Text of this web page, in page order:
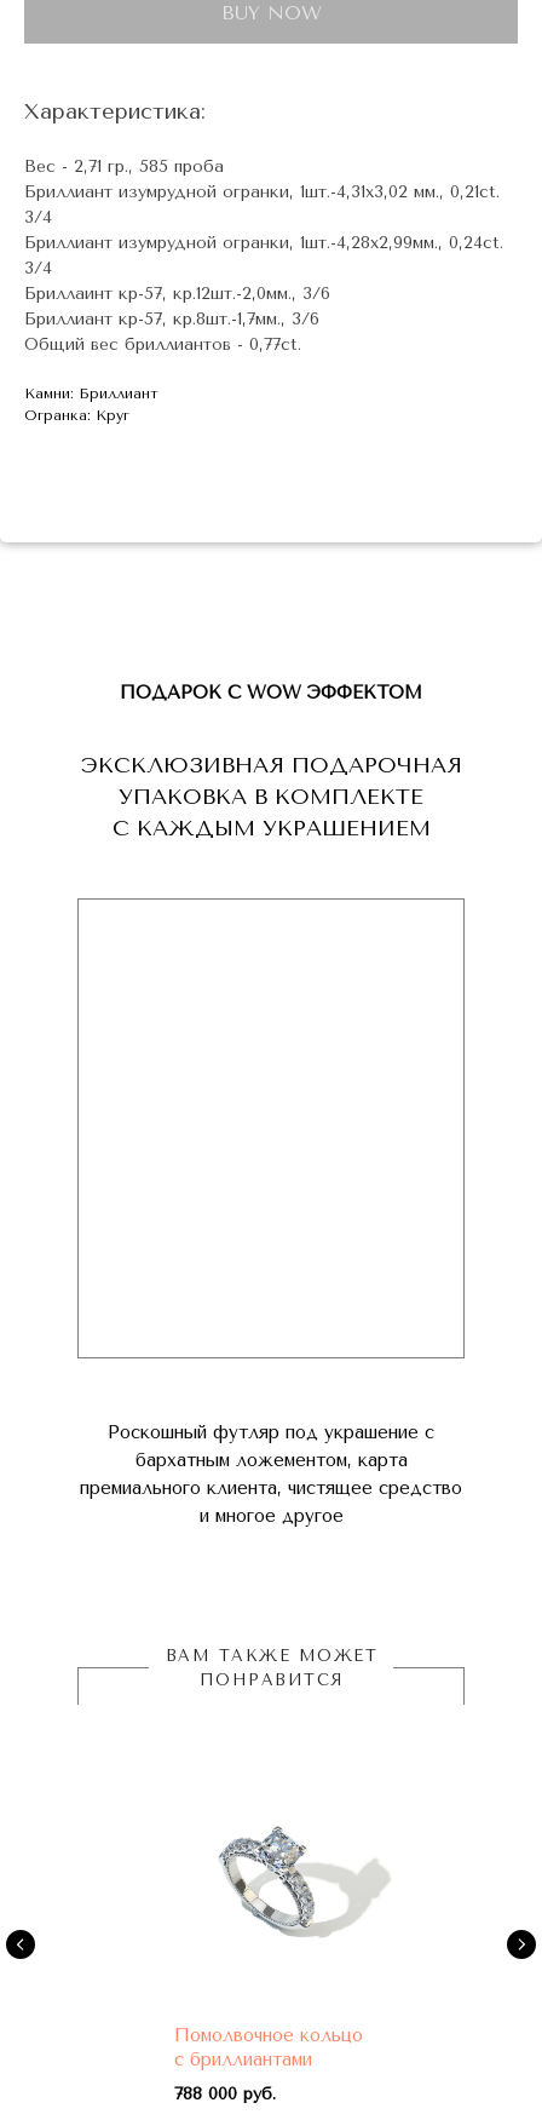
BUY NOW
Характеристика:
Вес - 2,71 гр., 585 проба
Бриллиант изумрудной огранки, 1шт.-4,31х3,02 мм., 0,21ct.
3/4
Бриллиант изумрудной огранки, 1шт.-4,28х2,99мм., 0,24ct.
3/4
Бриллаинт кр-57, кр.12шт.-2,0мм., 3/6
Бриллиант кр-57, кр.8шт.-1,7мм., 3/6
Общий вес бриллиантов - 0,77ct.
Камни: Бриллиант
Огранка: Круг
ЭКСКЛЮЗИВНАЯ ПОДАРОЧНАЯ
УПАКОВКА В КОМПЛЕКТЕ
С КАЖДЫМ УКРАШЕНИЕМ
Роскошный футляр под украшение с
бархатным ложементом, карта
премиального клиента, чистящее средство
и многое другое
ПОДАРОК С WOW ЭФФЕКТОМ
ВАМ ТАКЖЕ МОЖЕТ
ПОНРАВИТСЯ
Помолвочное кольцо
с бриллиантами
788 000 руб.